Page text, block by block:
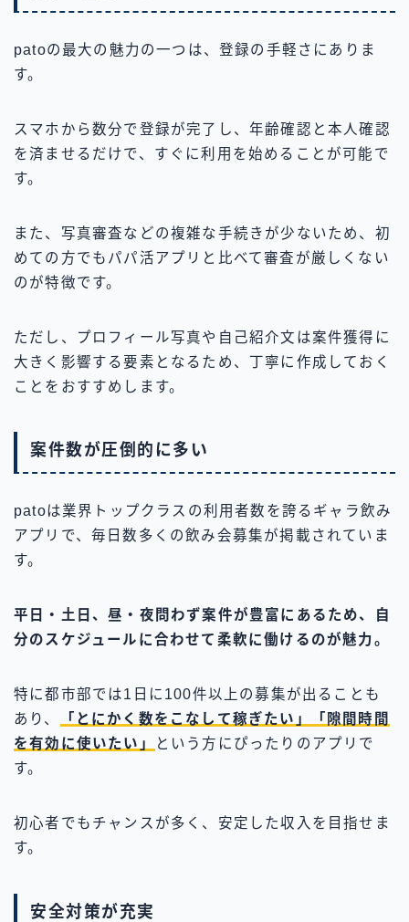
patoの最大の魅力の一つは、登録の手軽さにありま
す。
スマホから数分で登録が完了し、年齢確認と本人確認
を済ませるだけで、すぐに利用を始めることが可能で
す。
また、写真審査などの複雑な手続きが少ないため、初
めての方でもパパ活アプリと比べて審査が厳しくない
のが特徴です。
ただし、プロフィール写真や自己紹介文は案件獲得に
大きく影響する要素となるため、丁寧に作成しておく
ことをおすすめします。
案件数が圧倒的に多い
patoは業界トップクラスの利用者数を誇るギャラ飲み
アプリで、毎日数多くの飲み会募集が掲載されていま
す。
平日・土日、昼・夜問わず案件が豊富にあるため、自
分のスケジュールに合わせて柔軟に働けるのが魅力。
特に都市部では1日に100件以上の募集が出ることも
あり、
「とにかく数をこなして稼ぎたい」「隙間時間
を有効に使いたい」
という方にぴったりのアプリで
す。
初心者でもチャンスが多く、安定した収入を目指せま
す。
安全対策が充実